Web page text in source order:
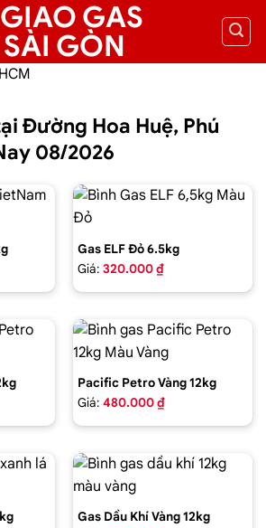
Đường Hoa Huệ, Phú
08/2026
Gas ELF Đỏ 6.5kg
Giá: 320.000 ₫
Pacific Petro Vàng 12kg
Giá: 480.000 ₫
Gas Dầu Khí Vàng 12kg